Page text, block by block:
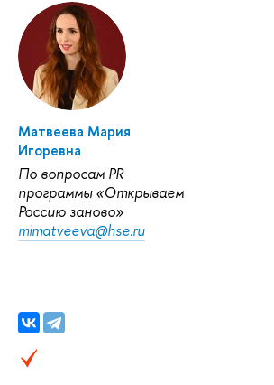
Матвеева Мария
Игоревна
По вопросам PR
программы «Открываем
Россию заново»
mimatveeva@hse.ru